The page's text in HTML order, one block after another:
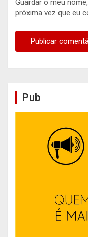
Guardar o meu
próxima vez que eu
Pub